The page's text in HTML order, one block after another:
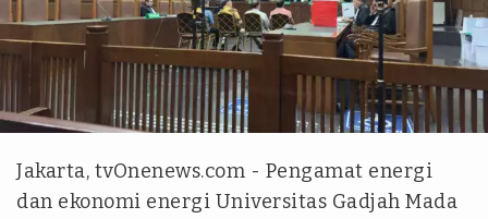
Istimewa
Jakarta, tvOnenews.com - Pengamat energi
dan ekonomi energi Universitas Gadjah Mada